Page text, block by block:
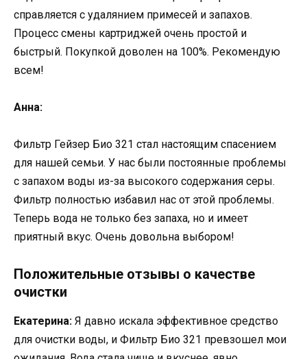
справляется с удалянием примесей и запахов.
Процесс смены картриджей очень простой и
быстрый. Покупкой доволен на 100%. Рекомендую
всем!
Анна:
Фильтр Гейзер Био 321 стал настоящим спасением
для нашей семьи. У нас были постоянные проблемы
с запахом воды из-за высокого содержания серы.
Фильтр полностью избавил нас от этой проблемы.
Теперь вода не только без запаха, но и имеет
приятный вкус. Очень довольна выбором!
Положительные отзывы о качестве
очистки
Екатерина: Я давно искала эффективное средство
для очистки воды, и Фильтр Био 321 превзошел мои